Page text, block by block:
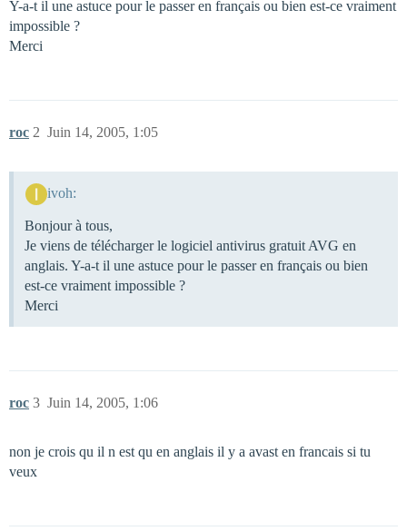
Y-a-t il une astuce pour le passer en français ou bien est-ce vraiment
impossible ?
Merci
roc Juin 14, 2005, 1:05
2
ivoh:
Bonjour à tous,
Je viens de télécharger le logiciel antivirus gratuit AVG en
anglais. Y-a-t il une astuce pour le passer en français ou bien
est-ce vraiment impossible ?
Merci
roc Juin 14, 2005, 1:06
3
non je crois qu il n est qu en anglais il y a avast en francais si tu
veux